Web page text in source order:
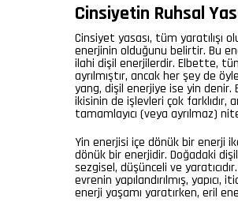
Cinsiyetin Ruhsal
Cinsiyet yasası, tüm yaratılışı
enerjinin olduğunu belirtir. Bu
ilahi dişil enerjilerdir. Elbette,
ayrılmıştır, ancak her şey de
yang, dişil enerjiye ise yin denir.
ikisinin de işlevleri çok farklıdır,
tamamlayıcı (veya ayrılmaz)
Yin enerjisi içe dönük bir enerji
dönük bir enerjidir. Doğadaki
sezgisel, düşünceli ve
evrenin yapılandırılmış, yapıcı,
enerji yaşamı yaratırken, eril